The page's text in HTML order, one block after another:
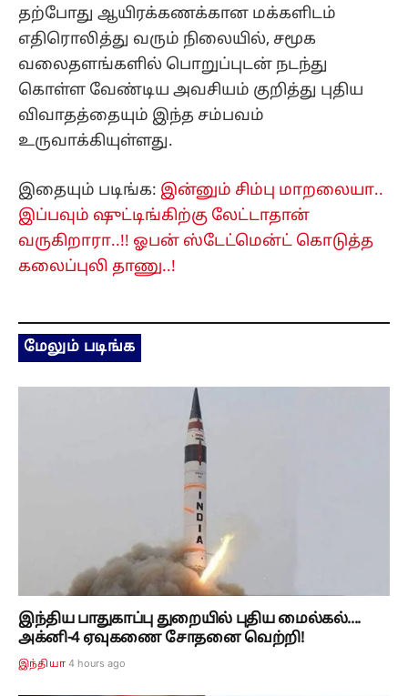
தற்போது ஆயிரக்கணக்கான மக்களிடம்
எதிரொலித்து வரும் நிலையில், சமூக
வலைதளங்களில் பொறுப்புடன் நடந்து
கொள்ள வேண்டிய அவசியம் குறித்து புதிய
விவாதத்தையும் இந்த சம்பவம்
உருவாக்கியுள்ளது.
இதையும் படிங்க: இன்னும் சிம்பு மாறலையா..
இப்பவும் ஷுட்டிங்கிற்கு லேட்டாதான்
வருகிறாரா..!! ஓபன் ஸ்டேட்மென்ட் கொடுத்த
கலைப்புலி தாணு..!
மேலும் படிங்க
இந்திய பாதுகாப்பு துறையில் புதிய மைல்கல்....
அக்னி-4 ஏவுகணை சோதனை வெற்றி!
இந்தியா 4 hours ago